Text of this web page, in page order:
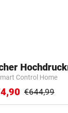
Control Home
€644,99